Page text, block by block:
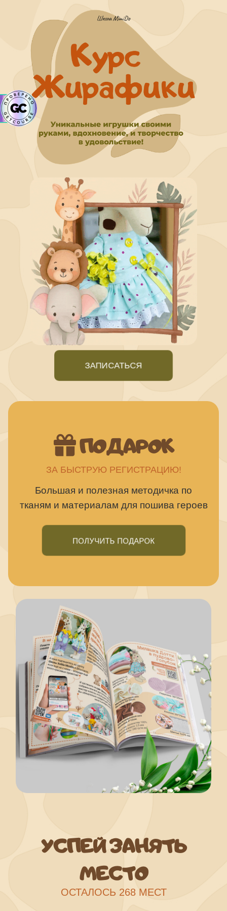
ЗАПИСАТЬСЯ
ПОДАРОК
ЗА БЫСТРУЮ РЕГИСТРАЦИЮ!
Большая и полезная методичка по
тканям и материалам для пошива героев
ПОЛУЧИТЬ ПОДАРОК
УСПЕЙ ЗАНЯТЬ
МЕСТО
ОСТАЛОСЬ 268 МЕСТ